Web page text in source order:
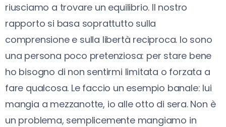
riusciamo a trovare un equilibrio. Il nostro
rapporto si basa soprattutto sulla
comprensione e sulla libertà reciproca. Io sono
una persona poco pretenziosa: per stare bene
ho bisogno di non sentirmi limitata o forzata a
fare qualcosa. Le faccio un esempio banale: lui
mangia a mezzanotte, io alle otto di sera. Non è
un problema, semplicemente mangiamo in